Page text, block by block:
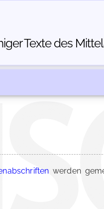
Texte des
werden